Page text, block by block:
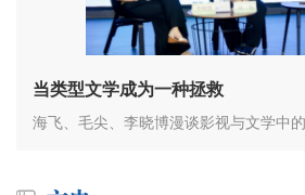
当类型文学成为一种拯救
海飞、毛尖、李晓博漫谈影视与文学中